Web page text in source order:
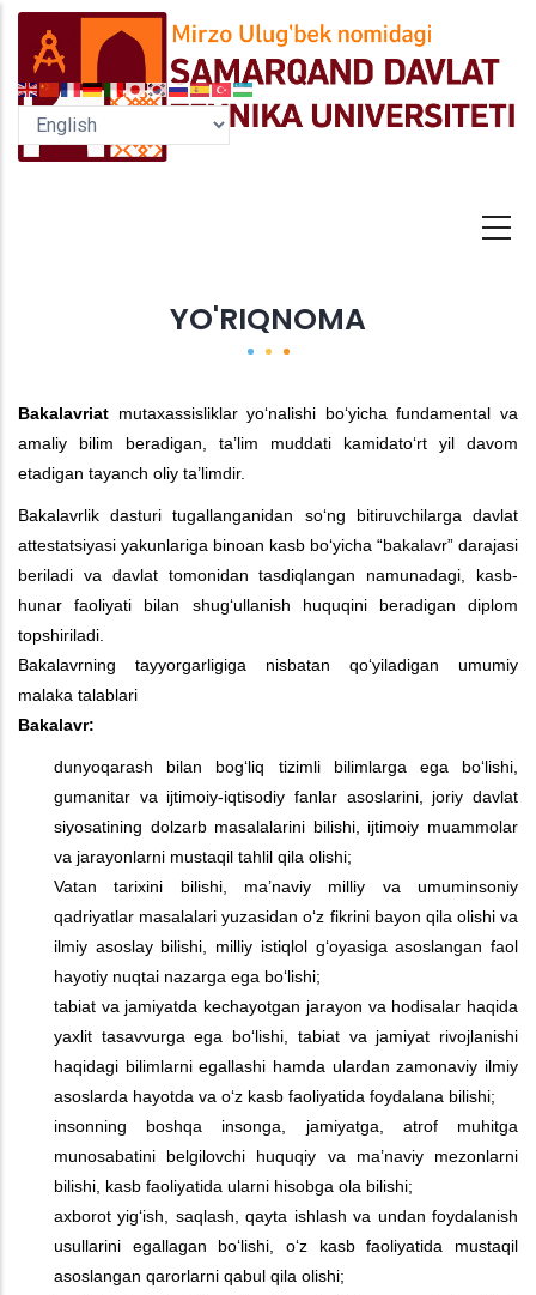
Skip
main
content
YO'RIQNOMA
Bakalavriat mutaxassisliklar yo‘nalishi bo‘yicha fundamental va
amaliy bilim beradigan, ta’lim muddati kamidato‘rt yil davom
etadigan tayanch oliy ta’limdir.
Bakalavrlik dasturi tugallanganidan so‘ng bitiruvchilarga davlat
attestatsiyasi yakunlariga binoan kasb bo‘yicha “bakalavr” darajasi
beriladi va davlat tomonidan tasdiqlangan namunadagi, kasb-
hunar faoliyati bilan shug‘ullanish huquqini beradigan diplom
topshiriladi.
Bakalavrning tayyorgarligiga nisbatan qo‘yiladigan umumiy
malaka talablari
Bakalavr:
dunyoqarash bilan bog‘liq tizimli bilimlarga ega bo‘lishi,
gumanitar va ijtimoiy-iqtisodiy fanlar asoslarini, joriy davlat
siyosatining dolzarb masalalarini bilishi, ijtimoiy muammolar
va jarayonlarni mustaqil tahlil qila olishi;
Vatan tarixini bilishi, ma’naviy milliy va umuminsoniy
qadriyatlar masalalari yuzasidan o‘z fikrini bayon qila olishi va
ilmiy asoslay bilishi, milliy istiqlol g‘oyasiga asoslangan faol
hayotiy nuqtai nazarga ega bo‘lishi;
tabiat va jamiyatda kechayotgan jarayon va hodisalar haqida
yaxlit tasavvurga ega bo‘lishi, tabiat va jamiyat rivojlanishi
haqidagi bilimlarni egallashi hamda ulardan zamonaviy ilmiy
asoslarda hayotda va o‘z kasb faoliyatida foydalana bilishi;
insonning boshqa insonga, jamiyatga, atrof muhitga
munosabatini belgilovchi huquqiy va ma’naviy mezonlarni
bilishi, kasb faoliyatida ularni hisobga ola bilishi;
axborot yig‘ish, saqlash, qayta ishlash va undan foydalanish
usullarini egallagan bo‘lishi, o‘z kasb faoliyatida mustaqil
asoslangan qarorlarni qabul qila olishi;